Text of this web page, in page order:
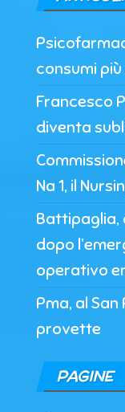
consumi
Francesco
diventa
Na 1, il
dopo
operativo
Pma, al
provette
PAGINE